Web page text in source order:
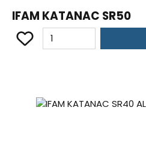
IFAM KATANAC SR50